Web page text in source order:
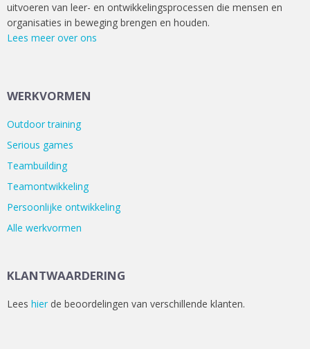
uitvoeren van leer- en ontwikkelingsprocessen die mensen en
organisaties in beweging brengen en houden.
Lees meer over ons
WERKVORMEN
Outdoor training
Serious games
Teambuilding
Teamontwikkeling
Persoonlijke ontwikkeling
Alle werkvormen
KLANTWAARDERING
Lees hier de beoordelingen van verschillende klanten.